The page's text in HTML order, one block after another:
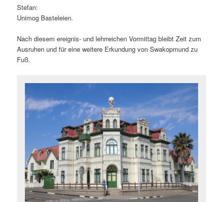
Stefan:
Unimog Basteleien.
Nach diesem ereignis- und lehrreichen Vormittag bleibt Zeit zum
Ausruhen und für eine weitere Erkundung von Swakopmund zu
Fuß.